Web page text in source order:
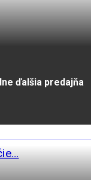
ďalšia predajňa